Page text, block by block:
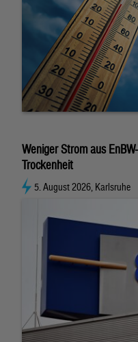
Weniger Strom aus
Trockenheit
5. August 2026, Karlsruhe